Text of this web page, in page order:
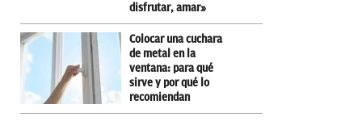
disfrutar, amar»
Colocar una cuchara
de metal en la
ventana: para qué
sirve y por qué lo
recomiendan